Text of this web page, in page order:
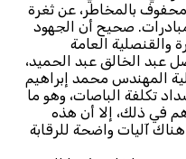
بالمخاطر، عن ثغرة
صحيح أن الجهود
والقنصلية العامة
عبد الخالق عبد الحميد،
المهندس محمد إبراهيم
تكلفة الباصات، وهو ما
في ذلك، إلا أن هذه
آليات واضحة للرقابة